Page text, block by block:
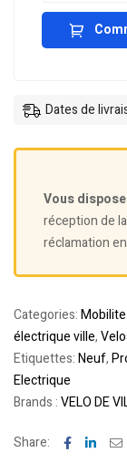
Dates de
Vous
réception de
réclamation
Categories:
électrique ville,
Etiquettes:Neuf,
Electrique
Brands :VELO DE
Share: Facebook